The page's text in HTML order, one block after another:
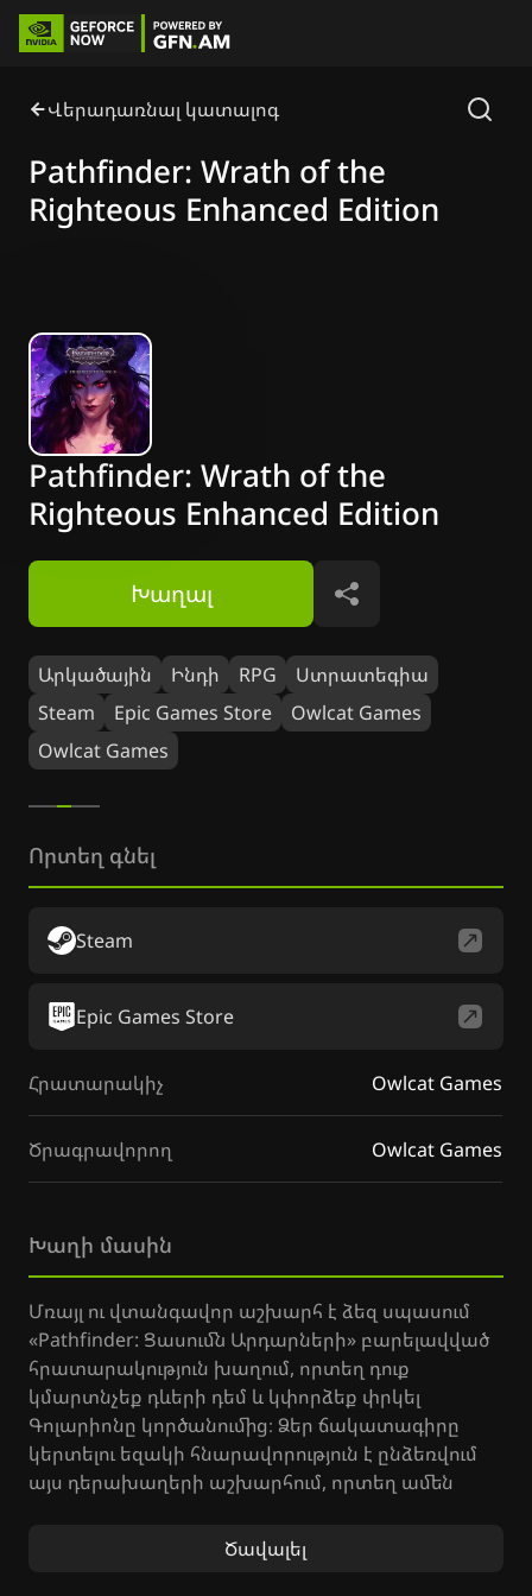
Վերադառնալ կատալոգ
Pathfinder: Wrath of the
Righteous Enhanced Edition
Pathfinder: Wrath of the
Righteous Enhanced Edition
Արկածային Ինդի RPG
Ստրատեգիա
Steam
Epic Games Store
Owlcat Games
Owlcat Games
Խաղալ Կիսվել
Խաղի մասին
Մռայլ ու վտանգավոր աշխարհ է ձեզ սպասում
«Pathfinder: Ցասումն Արդարների» բարելավված
հրատարակություն խաղում, որտեղ դուք
կմարտնչեք դևերի դեմ և կփորձեք փրկել
Գոլարիոնը կործանումից։ Ձեր ճակատագիրը
կերտելու եզակի հնարավորություն է ընձեռվում
այս դերախաղերի աշխարհում, որտեղ ամեն
Դուք կստեղծեք ձեր սեփական հերոսին,
Ծավալել
Որտեղ գնել
Steam
Epic Games Store
Հրատարակիչ Owlcat Games
Ծրագրավորող Owlcat Games